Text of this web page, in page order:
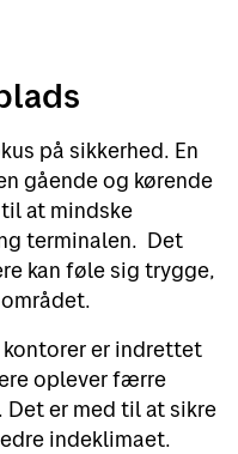
på sikkerhed. En
gående og kørende
at mindske
terminalen. Det
kan føle sig trygge,
er indrettet
oplever færre
er med til at sikre
indeklimaet.